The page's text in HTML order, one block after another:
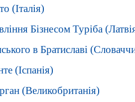
(Італія)
Бізнесом Туріба
в Братиславі
(Іспанія)
(Великобританія)